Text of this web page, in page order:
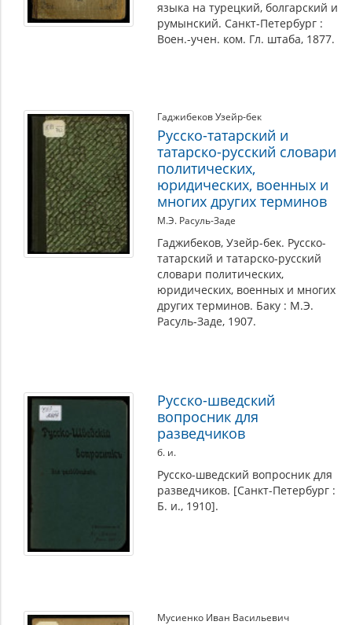
языка на турецкий, болгарский и
румынский. Санкт-Петербург :
Воен.-учен. ком. Гл. штаба, 1877.
Гаджибеков Узейр-бек
Русско-татарский и
татарско-русский словари
политических,
юридических, военных и
многих других терминов
М.Э. Расуль-Заде
Гаджибеков, Узейр-бек. Русско-
татарский и татарско-русский
словари политических,
юридических, военных и многих
других терминов. Баку : М.Э.
Расуль-Заде, 1907.
Русско-шведский
вопросник для
разведчиков
б. и.
Русско-шведский вопросник для
разведчиков. [Санкт-Петербург :
Б. и., 1910].
Мусиенко Иван Васильевич